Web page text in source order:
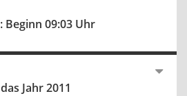
Beginn 09:03 Uhr
Jahr 2011